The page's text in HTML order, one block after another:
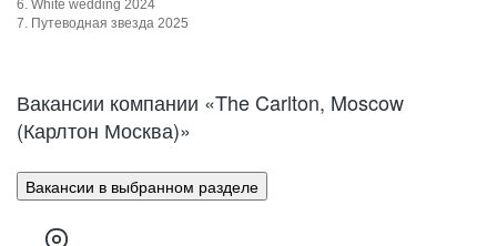
6. White wedding 2024
7. Путеводная звезда 2025
Вакансии компании «The Carlton, Moscow
(Карлтон Москва)»
Вакансии в выбранном разделе